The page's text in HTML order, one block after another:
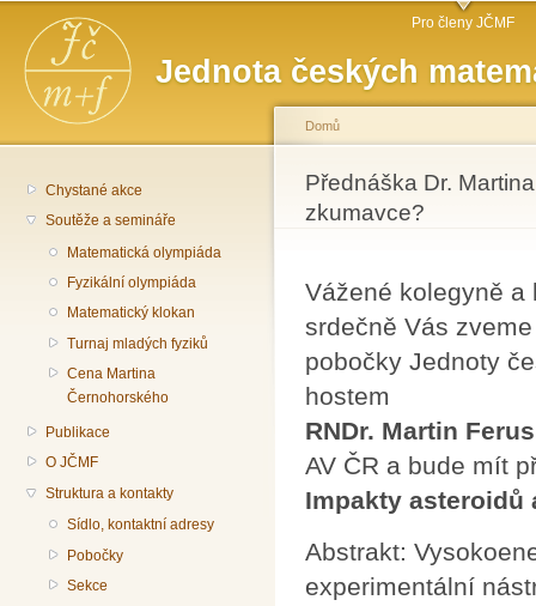
Jednota českých
Hlavní menu Pro členy JČMF
Chystané akce
Soutěže a semináře
Matematická olympiáda
Fyzikální olympiáda
Matematický klokan
Turnaj mladých fyziků
Cena Martina
Černohorského
Publikace
O JČMF
Struktura a kontakty
Sídlo, kontaktní adresy
Pobočky
Sekce
Jste zde
Domů
Přednáška Dr.
zkumavce?
Vážené kolegyně a
srdečně Vás
pobočky Jednoty
hostem
RNDr. Martin
AV ČR a bude mít
Impakty asteroidů
Abstrakt:
experimentální